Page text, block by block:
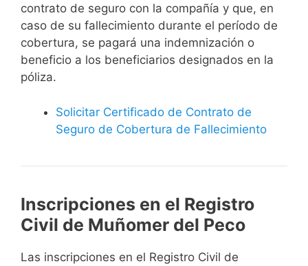
contrato de seguro con la compañía y que, en
caso de su fallecimiento durante el período de
cobertura, se pagará una indemnización o
beneficio a los beneficiarios designados en la
póliza.
Solicitar Certificado de Contrato de
Seguro de Cobertura de Fallecimiento
Inscripciones en el Registro
Civil de Muñomer del Peco
Las inscripciones en el Registro Civil de